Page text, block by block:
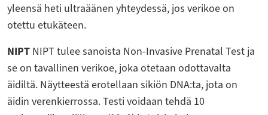
yleensä heti ultraäänen yhteydessä, jos verikoe on
otettu etukäteen.
NIPT NIPT tulee sanoista Non-Invasive Prenatal Test ja
se on tavallinen verikoe, joka otetaan odottavalta
äidiltä. Näytteestä erotellaan sikiön DNA:ta, jota on
äidin verenkierrossa. Testi voidaan tehdä 10